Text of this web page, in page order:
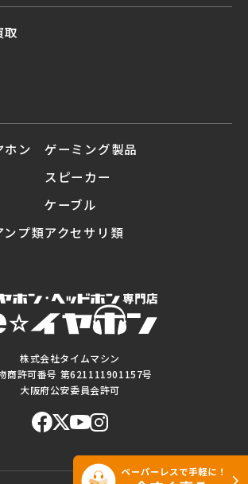
株式会社タイムマシン
商許可番号 第621111901157号
大阪府公安委員会許可
取
ホン
ンプ類
ゲーミング製品
スピーカー
ケーブル
アクセサリ類